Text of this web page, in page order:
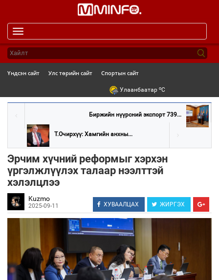
navigation
Үндсэн сайт Улс төрийн сайт Спортын сайт
Улаанбаатар oC
Биржийн нүүрсний экспорт 739...
Т.Очирхүү: Хамгийн анхны...
Эрчим хүчний реформыг хэрхэн
үргэлжлүүлэх талаар нээлттэй
хэлэлцлээ
Kuzmo
2025-09-11 ХУВААЛЦАХ ЖИРГЭХ